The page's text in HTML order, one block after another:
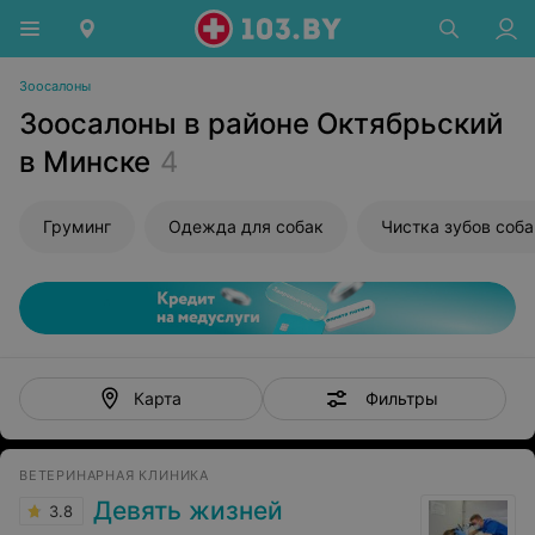
Зоосалоны
Зоосалоны в районе Октябрьский
в Минске 4
Груминг Одежда для собак Чистка зубов
Карта Фильтры
ВЕТЕРИНАРНАЯ КЛИНИКА
3.8 Девять жизней